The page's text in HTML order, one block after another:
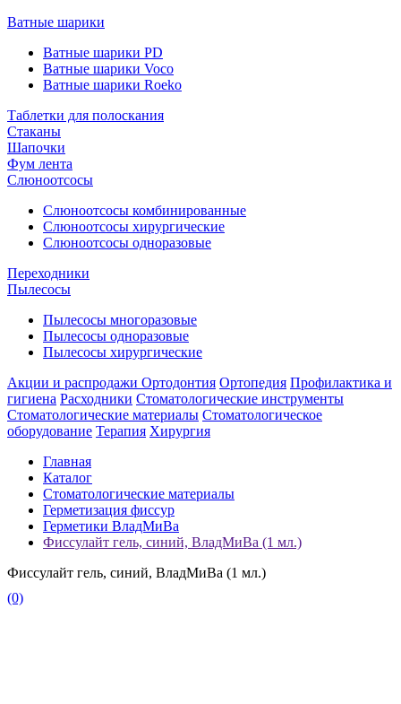
Ватные шарики
Ватные шарики PD
Ватные шарики Voco
Ватные шарики Roeko
Таблетки для полоскания
Стаканы
Шапочки
Фум лента
Слюноотсосы
Слюноотсосы комбинированные
Слюноотсосы хирургические
Слюноотсосы одноразовые
Переходники
Пылесосы
Пылесосы многоразовые
Пылесосы одноразовые
Пылесосы хирургические
Акции и распродажи Ортодонтия Ортопедия Профилактика и
гигиена Расходники Стоматологические инструменты
Стоматологические материалы Стоматологическое
оборудование Терапия Хирургия
Главная
Каталог
Стоматологические материалы
Герметизация фиссур
Герметики ВладМиВа
Фиссулайт гель, синий, ВладМиВа (1 мл.)
Фиссулайт гель, синий, ВладМиВа (1 мл.)
(0)